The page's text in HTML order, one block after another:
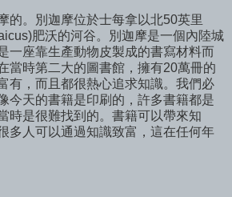
的。別迦摩位於士每拿以北50英里
肥沃的河谷。別迦摩是一個內陸城
一座靠生產動物皮製成的書寫材料而
當時第二大的圖書館，擁有20萬冊的
有，而且都很熱心追求知識。我們必
今天的書籍是印刷的，許多書籍都是
時是很難找到的。書籍可以帶來知
多人可以通過知識致富，這在任何年